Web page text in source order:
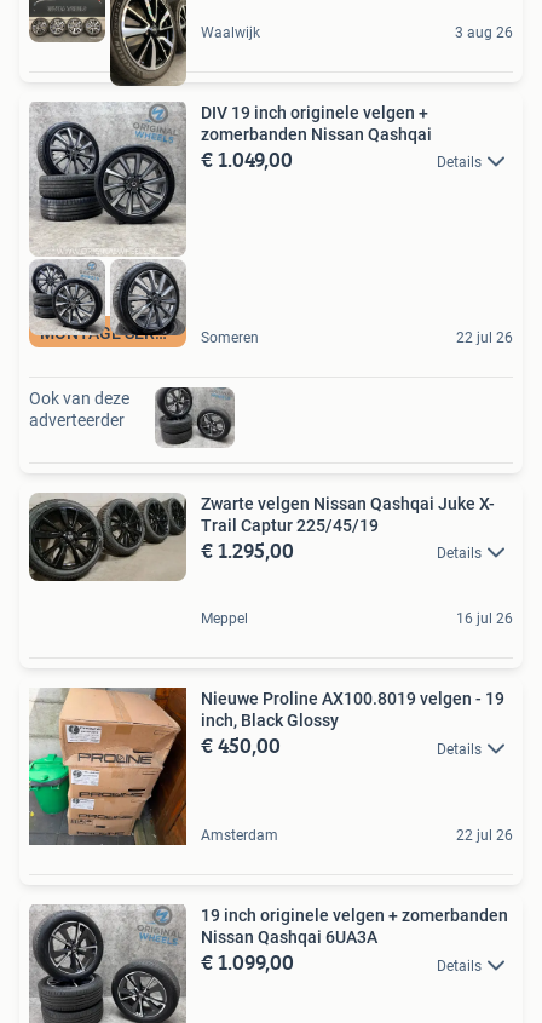
Waalwijk 3 aug 26
MONTAGE SERVICE
DIV 19 inch originele velgen +
zomerbanden Nissan Qashqai
€ 1.049,00 Details
Someren 22 jul 26
Ook van deze
adverteerder
Zwarte velgen Nissan Qashqai Juke X-
Trail Captur 225/45/19
€ 1.295,00 Details
Meppel 16 jul 26
Nieuwe Proline AX100.8019 velgen - 19
inch, Black Glossy
€ 450,00 Details
Amsterdam 22 jul 26
19 inch originele velgen + zomerbanden
Nissan Qashqai 6UA3A
€ 1.099,00 Details